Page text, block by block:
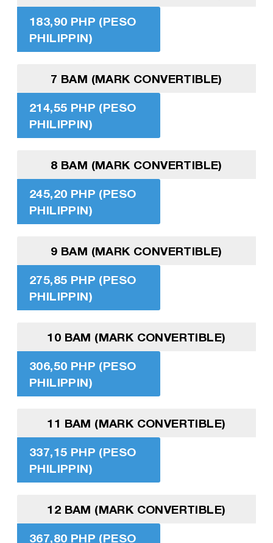
183,90 PHP (PESO
PHILIPPIN)
7 BAM (MARK CONVERTIBLE)
214,55 PHP (PESO
PHILIPPIN)
8 BAM (MARK CONVERTIBLE)
245,20 PHP (PESO
PHILIPPIN)
9 BAM (MARK CONVERTIBLE)
275,85 PHP (PESO
PHILIPPIN)
10 BAM (MARK CONVERTIBLE)
306,50 PHP (PESO
PHILIPPIN)
11 BAM (MARK CONVERTIBLE)
337,15 PHP (PESO
PHILIPPIN)
12 BAM (MARK CONVERTIBLE)
367,80 PHP (PESO